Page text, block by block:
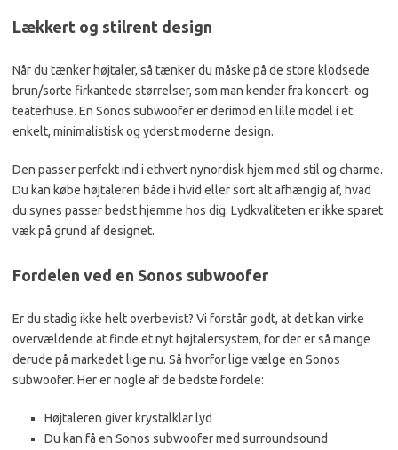
Lækkert og stilrent design
Når du tænker højtaler, så tænker du måske på de store klodsede
brun/sorte firkantede størrelser, som man kender fra koncert- og
teaterhuse. En Sonos subwoofer er derimod en lille model i et
enkelt, minimalistisk og yderst moderne design.
Den passer perfekt ind i ethvert nynordisk hjem med stil og charme.
Du kan købe højtaleren både i hvid eller sort alt afhængig af, hvad
du synes passer bedst hjemme hos dig. Lydkvaliteten er ikke sparet
væk på grund af designet.
Fordelen ved en Sonos subwoofer
Er du stadig ikke helt overbevist? Vi forstår godt, at det kan virke
overvældende at finde et nyt højtalersystem, for der er så mange
derude på markedet lige nu. Så hvorfor lige vælge en Sonos
subwoofer. Her er nogle af de bedste fordele:
Højtaleren giver krystalklar lyd
Du kan få en Sonos subwoofer med surroundsound